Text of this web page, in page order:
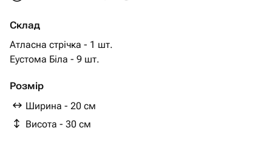
Склад
Атласна стрічка - 1 шт.
Еустома Біла - 9 шт.
Розмір
Ширина - 20 см
Висота - 30 см